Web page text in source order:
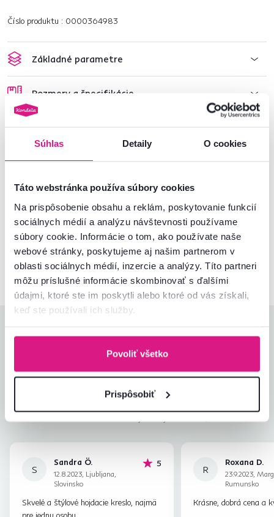
Súhlas Detaily O cookies
Táto webstránka používa súbory cookies
Na prispôsobenie obsahu a reklám, poskytovanie funkcií
sociálnych médií a analýzu návštevnosti používame
súbory cookie. Informácie o tom, ako používate naše
webové stránky, poskytujeme aj našim partnerom v
oblasti sociálnych médií, inzercie a analýzy. Títo partneri
môžu príslušné informácie skombinovať s ďalšími
údajmi, ktoré ste im poskytli alebo ktoré od vás získali,
keď ste používali ich služby.
Povoliť všetko
Prispôsobiť
Číslo produktu : 0000364983
Základné parametre
Rozmery a špecifikácie
Montážny návod
Nenašli ste požadované informácie?
Kontaktujte nás a my vám radi poradíme
02/ 40 100 100 Spustiť chat
Hodnotenia produktu
4,5
Jednoduchosť montáže
Kvalita výrobku
4,4
Zodpovedá očakávaniam
Zabalenie výrobku
S
Sandra Ö.
12.8.2023, Ljubljana,
Slovinsko
5hviezdičiek
Skvelé a štýlové hojdacie kreslo, najmä
R
Roxana D.
23.9.2023,
Rumunsko
Krásne, dobrá cena a